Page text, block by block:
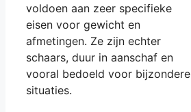
voldoen aan zeer specifieke
eisen voor gewicht en
afmetingen. Ze zijn echter
schaars, duur in aanschaf en
vooral bedoeld voor bijzondere
situaties.